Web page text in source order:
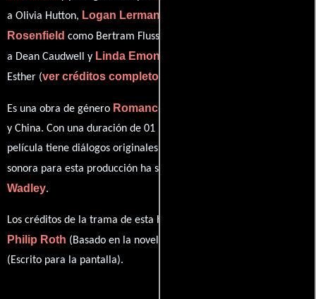
a Olivia Hutton, Logan Lerman
Rosenfield como Bertram Flusser,
a Dean Caudwell y Linda Emond
Esther (ver créditos completos
Es una obra de género Romance
y China. Con una duración de 01 hr 50 min (110 minutos), esta
película tiene diálogos originales en
sonora para esta producción ha sido compuesta por
Wadley.
Los créditos de la trama de esta historia están divididos entre
Philip Roth (Basado en la novela de) y
(Escrito para la pantalla).